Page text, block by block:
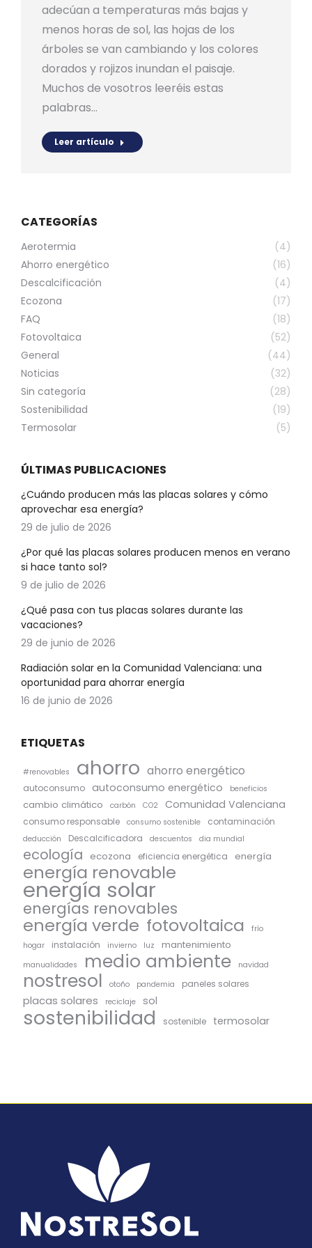
adecúan a temperaturas más bajas y
menos horas de sol, las hojas de los
árboles se van cambiando y los colores
dorados y rojizos inundan el paisaje.
Muchos de vosotros leeréis estas
palabras…
Leer artículo
CATEGORÍAS
Aerotermia
(4)
Ahorro energético
(16)
Descalcificación
(4)
Ecozona
(17)
FAQ
(18)
Fotovoltaica
(52)
General
(44)
Noticias
(32)
Sin categoría
(28)
Sostenibilidad
(19)
Termosolar
(5)
ÚLTIMAS PUBLICACIONES
¿Cuándo producen más las placas solares y cómo
aprovechar esa energía?
29 de julio de 2026
¿Por qué las placas solares producen menos en verano
si hace tanto sol?
9 de julio de 2026
¿Qué pasa con tus placas solares durante las
vacaciones?
29 de junio de 2026
Radiación solar en la Comunidad Valenciana: una
oportunidad para ahorrar energía
16 de junio de 2026
ETIQUETAS
#renovables ahorro ahorro energético
autoconsumo autoconsumo energético beneficios
cambio climático carbón CO2 Comunidad Valenciana
consumo responsable consumo sostenible contaminación
deducción Descalcificadora descuentos dia mundial
ecología ecozona eficiencia energética energía
energía renovable
energía solar
energías renovables
energía verde fotovoltaica
frío
hogar
instalación invierno luz mantenimiento
manualidades medio ambiente navidad
nostresol otoño pandemia paneles solares
placas solares reciclaje sol
sostenibilidad sostenible termosolar